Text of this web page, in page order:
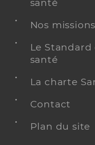
santé
Nos missions
Le
santé
La charte
Contact
Plan du site